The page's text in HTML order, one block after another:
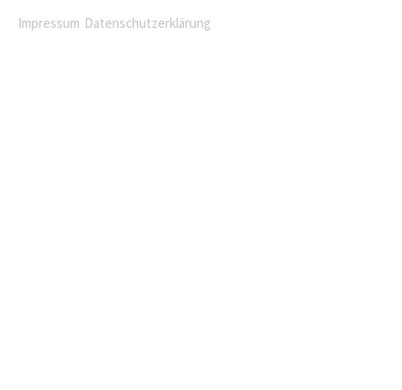
Impressum Datenschutzerklärung